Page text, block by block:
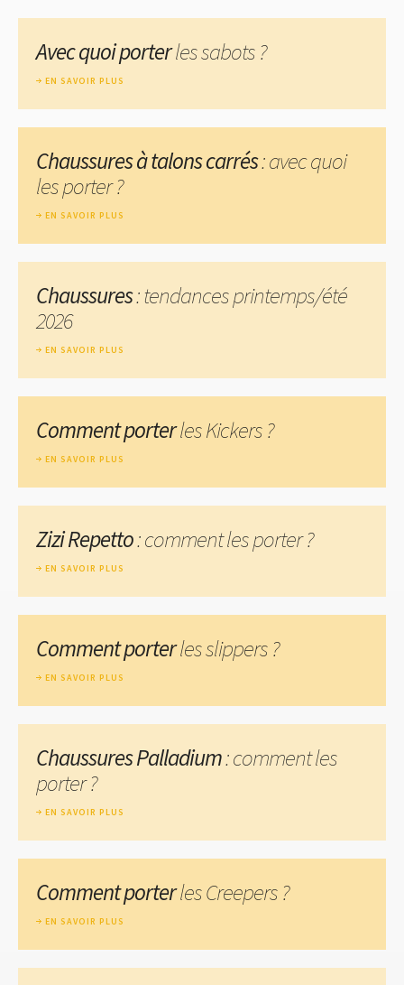
Avec quoi porterles sabots ?
EN SAVOIR PLUS
Chaussures à talons carrés: avec quoi
les porter ?
EN SAVOIR PLUS
Chaussures: tendances printemps/été
2026
EN SAVOIR PLUS
Comment porterles Kickers ?
EN SAVOIR PLUS
Zizi Repetto: comment les porter ?
EN SAVOIR PLUS
Comment porterles slippers ?
EN SAVOIR PLUS
Chaussures Palladium: comment les
porter ?
EN SAVOIR PLUS
Comment porterles Creepers ?
EN SAVOIR PLUS